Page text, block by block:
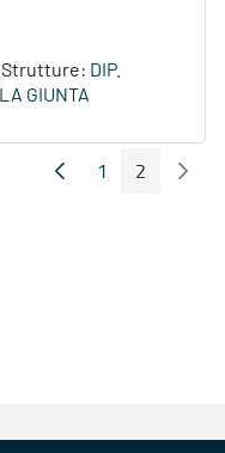
Strutture: DIP.
GIUNTA
Pagina Precedente
Pagina
1 Pagina
2